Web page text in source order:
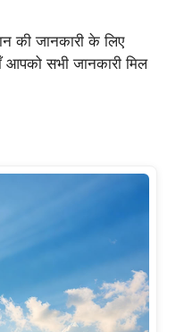
की जानकारी के लिए
सभी जानकारी मिल